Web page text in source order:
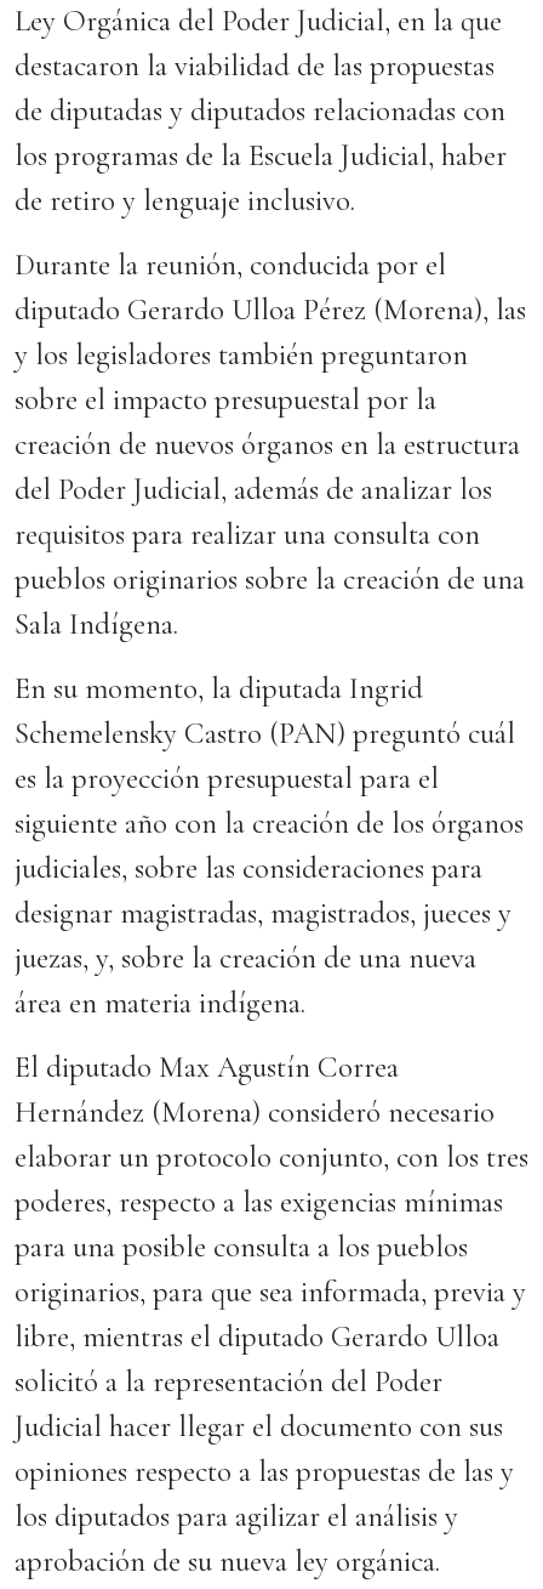
Ley Orgánica del Poder Judicial, en la que
destacaron la viabilidad de las propuestas
de diputadas y diputados relacionadas con
los programas de la Escuela Judicial, haber
de retiro y lenguaje inclusivo.
Durante la reunión, conducida por el
diputado Gerardo Ulloa Pérez (Morena), las
y los legisladores también preguntaron
sobre el impacto presupuestal por la
creación de nuevos órganos en la estructura
del Poder Judicial, además de analizar los
requisitos para realizar una consulta con
pueblos originarios sobre la creación de una
Sala Indígena.
En su momento, la diputada Ingrid
Schemelensky Castro (PAN) preguntó cuál
es la proyección presupuestal para el
siguiente año con la creación de los órganos
judiciales, sobre las consideraciones para
designar magistradas, magistrados, jueces y
juezas, y, sobre la creación de una nueva
área en materia indígena.
El diputado Max Agustín Correa
Hernández (Morena) consideró necesario
elaborar un protocolo conjunto, con los tres
poderes, respecto a las exigencias mínimas
para una posible consulta a los pueblos
originarios, para que sea informada, previa y
libre, mientras el diputado Gerardo Ulloa
solicitó a la representación del Poder
Judicial hacer llegar el documento con sus
opiniones respecto a las propuestas de las y
los diputados para agilizar el análisis y
aprobación de su nueva ley orgánica.